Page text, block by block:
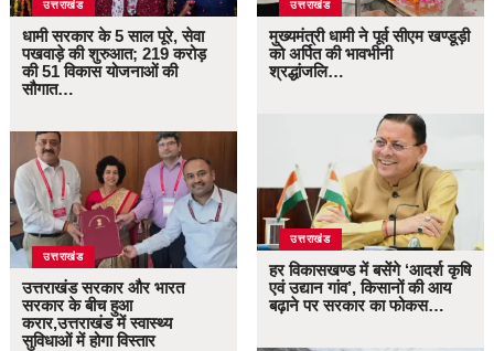
उत्तराखंड
धामी सरकार के 5 साल पूरे, सेवा
पखवाड़े की शुरुआत; 219 करोड़
की 51 विकास योजनाओं की
सौगात…
उत्तराखंड
उत्तराखंड सरकार और भारत
सरकार के बीच हुआ
करार,उत्तराखंड में स्वास्थ्य
सुविधाओं में होगा विस्तार
उत्तराखंड
मुख्यमंत्री धामी ने पूर्व सीएम खण्डूड़ी
को अर्पित की भावभीनी
श्रद्धांजलि…
उत्तराखंड
हर विकासखण्ड में बसेंगे ‘आदर्श कृषि
एवं उद्यान गांव’, किसानों की आय
बढ़ाने पर सरकार का फोकस…